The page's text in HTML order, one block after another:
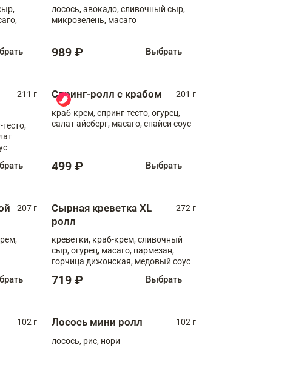
лосось, авокадо, сливочный сыр,
микрозелень, масаго
989 ₽ Выбрать
211 г Спринг-ролл с крабом
201 г
краб-крем, спринг-тесто, огурец,
салат айсберг, масаго, спайси соус
499 ₽ Выбрать
207 г
Сырная креветка XL
ролл
272 г
креветки, краб-крем, сливочный
сыр, огурец, масаго, пармезан,
горчица дижонская, медовый соус
719 ₽ Выбрать
102 г
Лосось мини ролл
102 г
лосось, рис, нори